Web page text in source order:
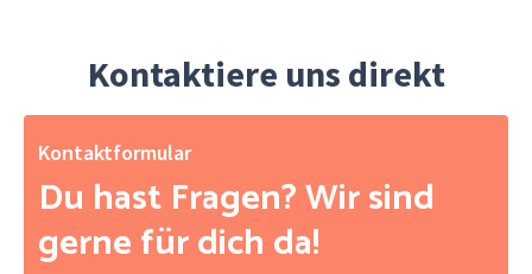
Kontaktiere uns direkt
Kontaktformular
Du hast Fragen? Wir sind
gerne für dich da!